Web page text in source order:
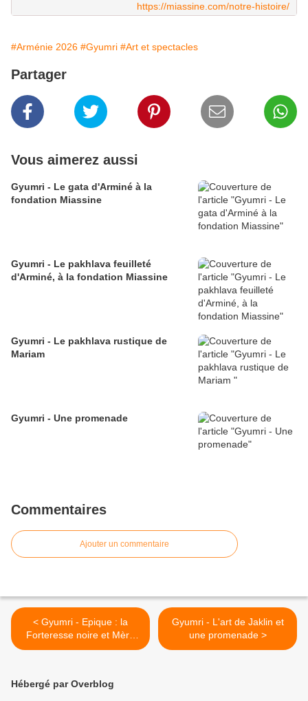
https://miassine.com/notre-histoire/
#Arménie 2026 #Gyumri #Art et spectacles
Partager
Vous aimerez aussi
Gyumri - Le gata d'Arminé à la
fondation Miassine
Gyumri - Le pakhlava feuilleté
d'Arminé, à la fondation Miassine
Gyumri - Le pakhlava rustique de
Mariam
Gyumri - Une promenade
Commentaires
Ajouter un commentaire
< Gyumri - Epique : la
Forteresse noire et Mère
Arménie
Gyumri - L'art de Jaklin et
une promenade >
Hébergé par Overblog